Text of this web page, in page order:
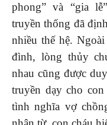
phong” và “gia
truyền thống đã
nhiều thế hệ.
đình, lòng thủy
nhau cũng được
truyền dạy cho
tình nghĩa vợ